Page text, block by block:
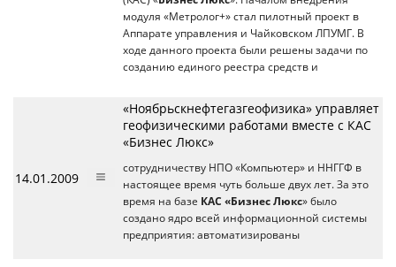
модуля «Метролог+» стал пилотный проект в
Аппарате управления и Чайковском ЛПУМГ. В
ходе данного проекта были решены задачи по
созданию единого реестра средств и
14.01.2009
«Ноябрьскнефтегазгеофизика» управляет
геофизическими работами вместе с КАС
«Бизнес Люкс»
сотрудничеству НПО «Компьютер» и ННГГФ в
настоящее время чуть больше двух лет. За это
время на базе КАС «Бизнес Люкс» было
создано ядро всей информационной системы
предприятия: автоматизированы